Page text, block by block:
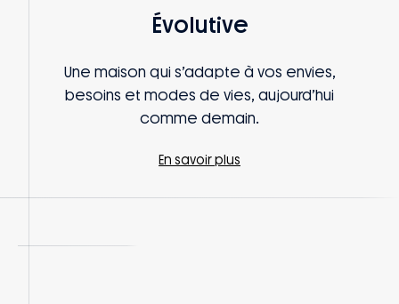
Évolutive
Une maison qui s’adapte à vos envies,
besoins et modes de vies, aujourd’hui
comme demain.
En savoir plus